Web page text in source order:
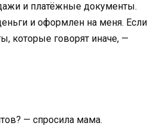
и платёжные документы.
и оформлен на меня. Если
которые говорят иначе, —
— спросила мама.